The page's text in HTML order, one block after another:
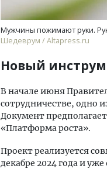
Мужчины пожимают руки.
Шедеврум / Altapress.ru
Новый
В начале июня
сотрудничестве, одно
Документ
«Платформа роста».
Проект реализуется
декабре 2024 года и